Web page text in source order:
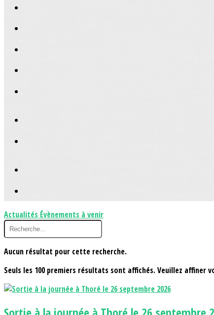
Actualités Évènements à venir
Aucun résultat pour cette recherche.
Seuls les 100 premiers résultats sont affichés. Veuillez affiner